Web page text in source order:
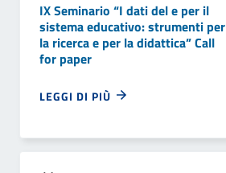
IX Seminario “I dati del e per il
sistema educativo: strumenti per
la ricerca e per la didattica” Call
for paper
LEGGI DI PIÙ